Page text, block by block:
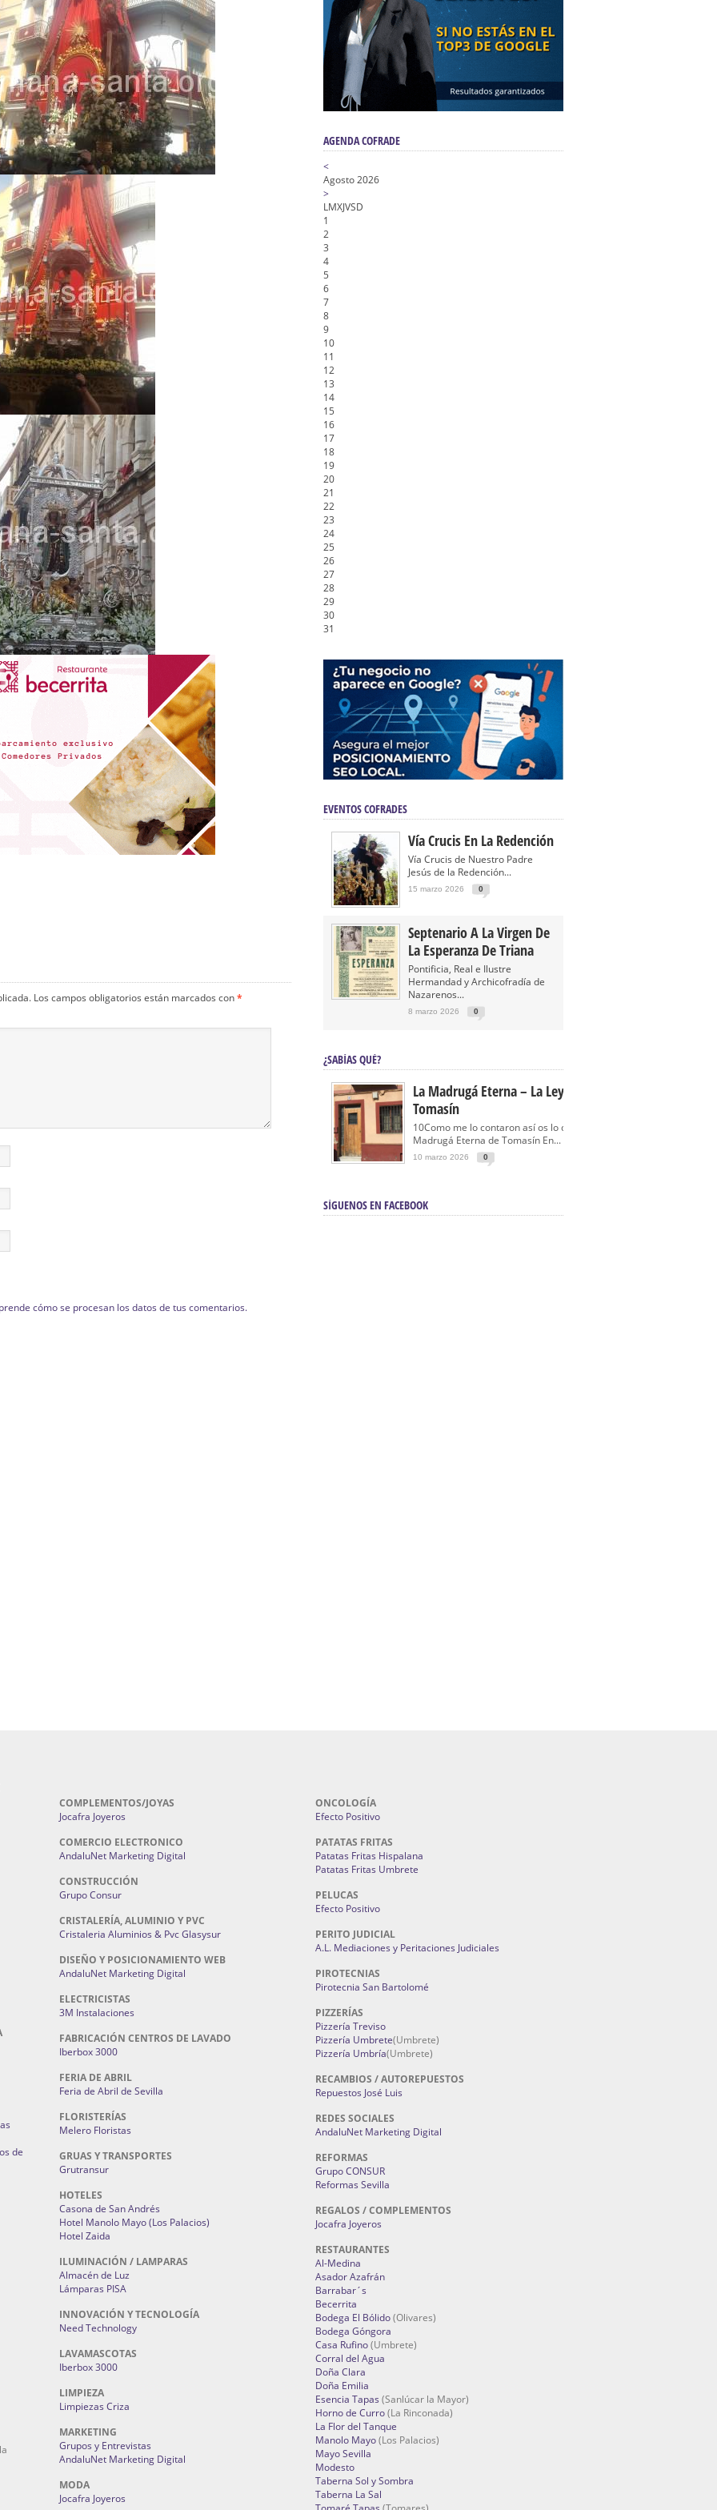
Angustia
la Salud
Misericordia, Vía Crucis y Traslado – Siete Palabras
de Nuestro Padre Jesús de la Pasión
Señora de Gracia y Esperanza – San Roque
Los campos obligatorios están marcados con*
cómo se procesan los datos de tus comentarios.
AGENDA COFRADE
<
Agosto 2026
>
LMXJVSD
1
2
3
4
5
6
7
8
9
10
11
12
13
14
15
16
17
18
19
20
21
22
23
24
25
26
27
28
29
30
31
EVENTOS COFRADES
Vía Crucis En La Redención
Vía Crucis de Nuestro Padre
Jesús de la Redención...
15 marzo 2026 0
Septenario A La Virgen De
La Esperanza De Triana
Pontificia, Real e Ilustre
Hermandad y Archicofradía de
Nazarenos...
8 marzo 2026 0
¿SABÍAS QUÉ?
La Madrugá Eterna – La Leyenda De
Tomasín
10Como me lo contaron así os lo cuento… La
Madrugá Eterna de Tomasín En...
10 marzo 2026 0
SÍGUENOS EN FACEBOOK
de
COMPLEMENTOS/JOYAS
Jocafra Joyeros
COMERCIO ELECTRONICO
AndaluNet Marketing Digital
CONSTRUCCIÓN
Grupo Consur
CRISTALERÍA, ALUMINIO Y PVC
Cristaleria Aluminios & Pvc Glasysur
DISEÑO Y POSICIONAMIENTO WEB
AndaluNet Marketing Digital
ELECTRICISTAS
3M Instalaciones
FABRICACIÓN CENTROS DE LAVADO
Iberbox 3000
FERIA DE ABRIL
Feria de Abril de Sevilla
FLORISTERÍAS
Melero Floristas
GRUAS Y TRANSPORTES
Grutransur
HOTELES
Casona de San Andrés
Hotel Manolo Mayo (Los Palacios)
Hotel Zaida
ILUMINACIÓN / LAMPARAS
Almacén de Luz
Lámparas PISA
INNOVACIÓN Y TECNOLOGÍA
Need Technology
LAVAMASCOTAS
Iberbox 3000
LIMPIEZA
Limpiezas Criza
MARKETING
Grupos y Entrevistas
AndaluNet Marketing Digital
MODA
Jocafra Joyeros
ONCOLOGÍA
Efecto Positivo
PATATAS FRITAS
Patatas Fritas Hispalana
Patatas Fritas Umbrete
PELUCAS
Efecto Positivo
PERITO JUDICIAL
A.L. Mediaciones y Peritaciones Judiciales
PIROTECNIAS
Pirotecnia San Bartolomé
PIZZERÍAS
Pizzería Treviso
Pizzería Umbrete(Umbrete)
Pizzería Umbría(Umbrete)
RECAMBIOS / AUTOREPUESTOS
Repuestos José Luis
REDES SOCIALES
AndaluNet Marketing Digital
REFORMAS
Grupo CONSUR
Reformas Sevilla
REGALOS / COMPLEMENTOS
Jocafra Joyeros
RESTAURANTES
Al-Medina
Asador Azafrán
Barrabar´s
Becerrita
Bodega El Bólido(Olivares)
Bodega Góngora
Casa Rufino(Umbrete)
Corral del Agua
Doña Clara
Doña Emilia
Esencia Tapas (Sanlúcar la Mayor)
Horno de Curro(La Rinconada)
La Flor del Tanque
Manolo Mayo(Los Palacios)
Mayo Sevilla
Modesto
Taberna Sol y Sombra
Taberna La Sal